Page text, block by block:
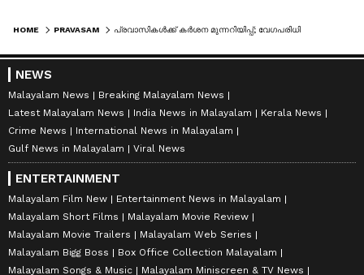
HOME PRAVASAM
NEWS
Malayalam News
Breaking Malayalam News
Latest Malayalam News
India News in Malayalam
Kerala News
Crime News
International News in Malayalam
Gulf News in Malayalam
Viral News
ENTERTAINMENT
Malayalam Film New
Entertainment News in Malayalam
Malayalam Short Films
Malayalam Movie Review
Malayalam Movie Trailers
Malayalam Web Series
Malayalam Bigg Boss
Box Office Collection Malayalam
Malayalam Songs & Music
Malayalam Miniscreen & TV News